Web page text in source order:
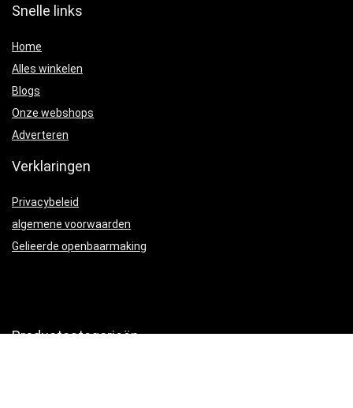
Snelle links
Home
Alles winkelen
Blogs
Onze webshops
Adverteren
Verklaringen
Privacybeleid
algemene voorwaarden
Gelieerde openbaarmaking
Productcategorieën